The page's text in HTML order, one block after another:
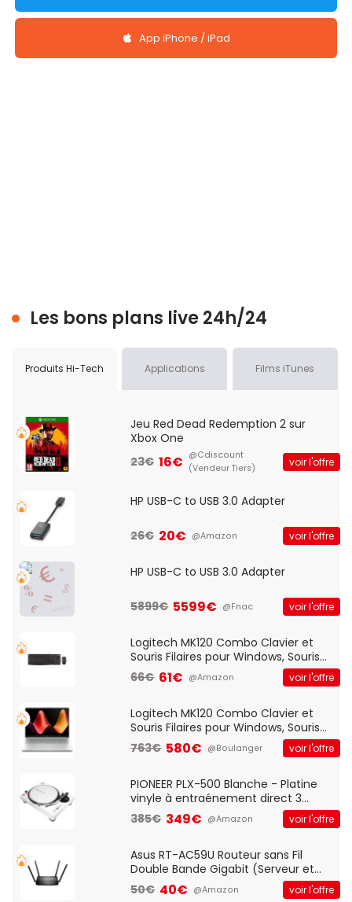
App iPhone / iPad
Les bons plans live 24h/24
Produits Hi-Tech Applications Films iTunes
Jeu Red Dead Redemption 2 sur
Xbox One
23€ 16€ @Cdiscount
(Vendeur Tiers)
voir l'offre
HP USB-C to USB 3.0 Adapter
26€ 20€ @Amazon voir l'offre
HP USB-C to USB 3.0 Adapter
5899€ 5599€ @Fnac voir l'offre
Logitech MK120 Combo Clavier et
Souris Filaires pour Windows, Souris
Optique Filaire, Connexion USB Plug
And Play, Confortable, Taille
QWERTY UK - Noir
66€ 61€ @Amazon voir l'offre
Logitech MK120 Combo Clavier et
Souris Filaires pour Windows, Souris
Optique Filaire, Connexion USB Plug
And Play, Confortable, Taille
QWERTY UK - Noir
763€ 580€ @Boulanger voir l'offre
PIONEER PLX-500 Blanche - Platine
vinyle à entraénement direct 3
vitesses (33-45-78 trs/min) avec
pre-ampli intégré et port USB
385€ 349€ @Amazon voir l'offre
Asus RT-AC59U Routeur sans Fil
Double Bande Gigabit (Serveur et
Client VPN, Triple Vlan, Mode Point
d'accès et Bridge, contrôle Parental,
50€ 40€ @Amazon voir l'offre